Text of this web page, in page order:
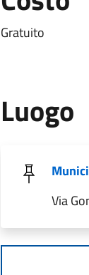
Gratuito
Luogo
Via